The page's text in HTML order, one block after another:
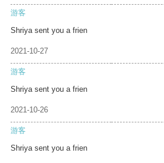
游客
Shriya sent you a frien
2021-10-27
游客
Shriya sent you a frien
2021-10-26
游客
Shriya sent you a frien